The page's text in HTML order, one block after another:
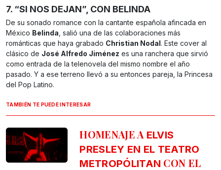
7. “SI NOS DEJAN”, CON BELINDA
De su sonado romance con la cantante española afincada en
México Belinda , salió una de las colaboraciones más
románticas que haya grabado Christian Nodal. Este cover al
clásico de José Alfredo Jiménez es una ranchera que sirvió
como entrada de la telenovela del mismo nombre el año
pasado. Y a ese terreno llevó a su entonces pareja, la Princesa
del Pop Latino.
TAMBIÉN TE PUEDE INTERESAR
HOMENAJE AELVIS
PRESLEY EN EL TEATRO
METROPÓLITAN CON EL